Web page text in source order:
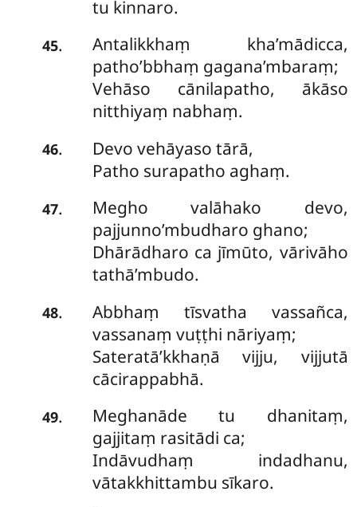
tu kinnaro.
45.
Antalikkhaṃ kha’mādicca,
patho’bbhaṃ gagana’mbaraṃ;
Vehāso cānilapatho, ākāso
nitthiyaṃ nabhaṃ.
46. Devo vehāyaso tārā,
Patho surapatho aghaṃ.
47.
Megho valāhako devo,
pajjunno’mbudharo ghano;
Dhārādharo ca jīmūto, vārivāho
tathā’mbudo.
48.
Abbhaṃ tīsvatha vassañca,
vassanaṃ vuṭṭhi nāriyaṃ;
Sateratā’kkhaṇā vijju, vijjutā
cācirappabhā.
49.
Meghanāde tu dhanitaṃ,
gajjitaṃ rasitādi ca;
Indāvudhaṃ indadhanu,
vātakkhittambu sīkaro.